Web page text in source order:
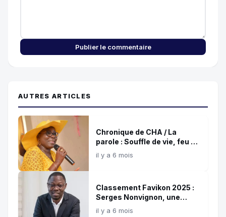
Publier le commentaire
AUTRES ARTICLES
Chronique de CHA / La
parole : Souffle de vie, feu de
destruction !
il y a 6 mois
Classement Favikon 2025 :
Serges Nonvignon, une
référence confirmée de
il y a 6 mois